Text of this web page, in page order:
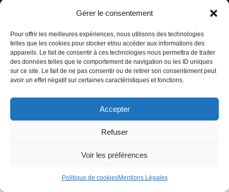
Gérer le consentement
Pour offrir les meilleures expériences, nous utilisons des technologies
telles que les cookies pour stocker et/ou accéder aux informations des
appareils. Le fait de consentir à ces technologies nous permettra de traiter
des données telles que le comportement de navigation ou les ID uniques
sur ce site. Le fait de ne pas consentir ou de retirer son consentement peut
avoir un effet négatif sur certaines caractéristiques et fonctions.
Accepter
Refuser
Voir les préférences
Politique de cookiesMentions Légales
Retour vers le site du Festival de Poupet
Politique de cookies (UE)
© Festival de Poupet 2024 // Design by Studio katra /
Intégration by LOXYS